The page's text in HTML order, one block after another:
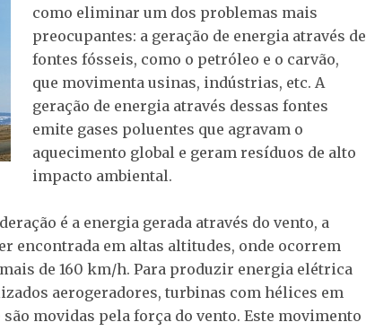
como eliminar um dos problemas mais
preocupantes: a geração de energia através de
fontes fósseis, como o petróleo e o carvão,
que movimenta usinas, indústrias, etc. A
geração de energia através dessas fontes
emite gases poluentes que agravam o
aquecimento global e geram resíduos de alto
impacto ambiental.
é a energia gerada através do vento, a
encontrada em altas altitudes, onde ocorrem
de 160 km/h. Para produzir energia elétrica
aerogeradores, turbinas com hélices em
movidas pela força do vento. Este movimento